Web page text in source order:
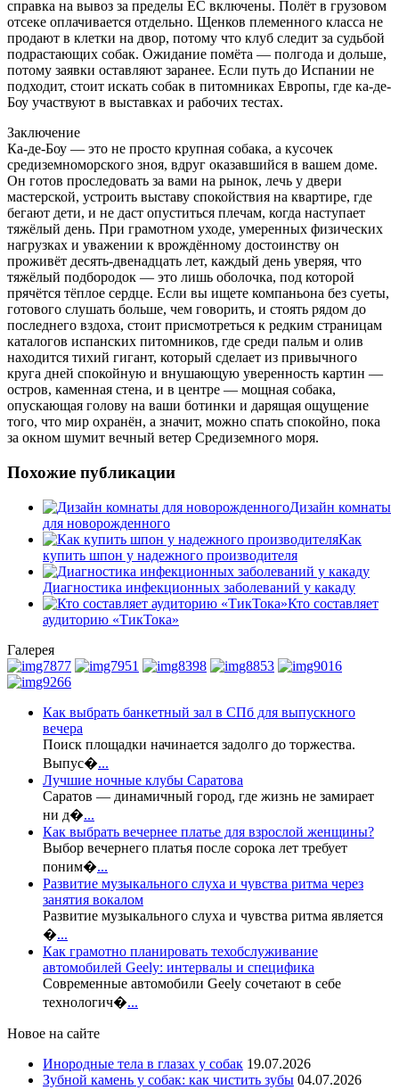
справка на вывоз за пределы ЕС включены. Полёт в грузовом
отсеке оплачивается отдельно. Щенков племенного класса не
продают в клетки на двор, потому что клуб следит за судьбой
подрастающих собак. Ожидание помёта — полгода и дольше,
потому заявки оставляют заранее. Если путь до Испании не
подходит, стоит искать собак в питомниках Европы, где ка-де-
Боу участвуют в выставках и рабочих тестах.
Заключение
Ка-де-Боу — это не просто крупная собака, а кусочек
средиземноморского зноя, вдруг оказавшийся в вашем доме.
Он готов проследовать за вами на рынок, лечь у двери
мастерской, устроить выставу спокойствия на квартире, где
бегают дети, и не даст опуститься плечам, когда наступает
тяжёлый день. При грамотном уходе, умеренных физических
нагрузках и уважении к врождённому достоинству он
проживёт десять-двенадцать лет, каждый день уверяя, что
тяжёлый подбородок — это лишь оболочка, под которой
прячётся тёплое сердце. Если вы ищете компаньона без суеты,
готового слушать больше, чем говорить, и стоять рядом до
последнего вздоха, стоит присмотреться к редким страницам
каталогов испанских питомников, где среди пальм и олив
находится тихий гигант, который сделает из привычного
круга дней спокойную и внушающую уверенность картин —
остров, каменная стена, и в центре — мощная собака,
опускающая голову на ваши ботинки и дарящая ощущение
того, что мир охранён, а значит, можно спать спокойно, пока
за окном шумит вечный ветер Средиземного моря.
Похожие публикации
Дизайн комнаты
для новорожденного
Как
купить шпон у надежного производителя
Диагностика инфекционных заболеваний у какаду
Кто составляет
аудиторию «ТикТока»
Галерея
Как выбрать банкетный зал в СПб для выпускного
вечера
Поиск площадки начинается задолго до торжества.
Выпус�...
Лучшие ночные клубы Саратова
Саратов — динамичный город, где жизнь не замирает
ни д�...
Как выбрать вечернее платье для взрослой женщины?
Выбор вечернего платья после сорока лет требует
поним�...
Развитие музыкального слуха и чувства ритма через
занятия вокалом
Развитие музыкального слуха и чувства ритма является
�...
Как грамотно планировать техобслуживание
автомобилей Geely: интервалы и специфика
Современные автомобили Geely сочетают в себе
технологич�...
Новое на сайте
Инородные тела в глазах у собак 19.07.2026
Зубной камень у собак: как чистить зубы 04.07.2026